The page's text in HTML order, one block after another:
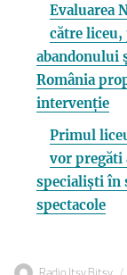
Evaluarea
către
abandonului
România
intervenție
Primul
vor pregăti
specialiști în
spectacole
Autor